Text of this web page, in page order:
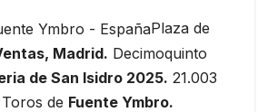
Plaza de
Madrid. Decimoquinto
de San Isidro 2025. 21.003
Toros de Fuente Ymbro.